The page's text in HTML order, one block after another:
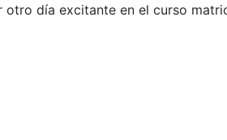
otro día excitante en el curso